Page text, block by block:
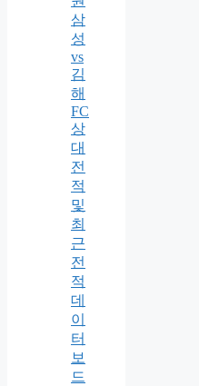
삼
성
vs
김
해
FC
상
대
전
적
및
최
근
전
적
데
이
터
보
드